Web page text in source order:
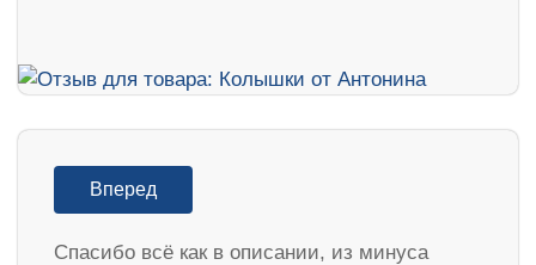
Вперед
Спасибо всё как в описании, из минуса